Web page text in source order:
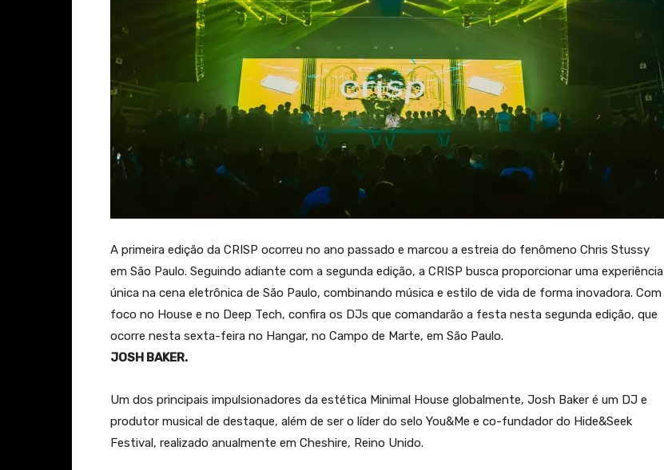
A primeira edição da CRISP ocorreu no ano passado e marcou a estreia do fenômeno Chris Stussy
em São Paulo. Seguindo adiante com a segunda edição, a CRISP busca proporcionar uma experiência
única na cena eletrônica de São Paulo, combinando música e estilo de vida de forma inovadora. Com
foco no House e no Deep Tech, confira os DJs que comandarão a festa nesta segunda edição, que
ocorre nesta sexta-feira no Hangar, no Campo de Marte, em São Paulo.
JOSH BAKER.
Um dos principais impulsionadores da estética Minimal House globalmente, Josh Baker é um DJ e
produtor musical de destaque, além de ser o líder do selo You&Me e co-fundador do Hide&Seek
Festival, realizado anualmente em Cheshire, Reino Unido.